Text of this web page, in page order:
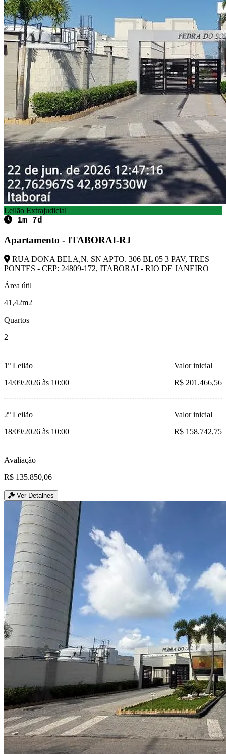
Leilão Extrajudicial
1m 7d
Apartamento - ITABORAI-RJ
RUA DONA BELA,N. SN APTO. 306 BL 05 3 PAV, TRES
PONTES - CEP: 24809-172, ITABORAI - RIO DE JANEIRO
Área útil
41,42m2
Quartos
2
1º Leilão
14/09/2026 às 10:00
Valor inicial
R$ 201.466,56
2º Leilão
18/09/2026 às 10:00
Valor inicial
R$ 158.742,75
Avaliação
R$ 135.850,06
Ver Detalhes